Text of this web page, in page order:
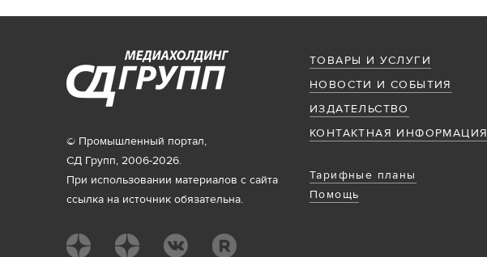
ТОВАРЫ И УСЛУГИ
НОВОСТИ И СОБЫТИЯ
ИЗДАТЕЛЬСТВО
КОНТАКТНАЯ ИНФОРМАЦИЯ
Тарифные планы
Помощь
© Промышленный портал,
СД Групп, 2006-2026.
При использовании материалов с сайта
ссылка на источник обязательна.